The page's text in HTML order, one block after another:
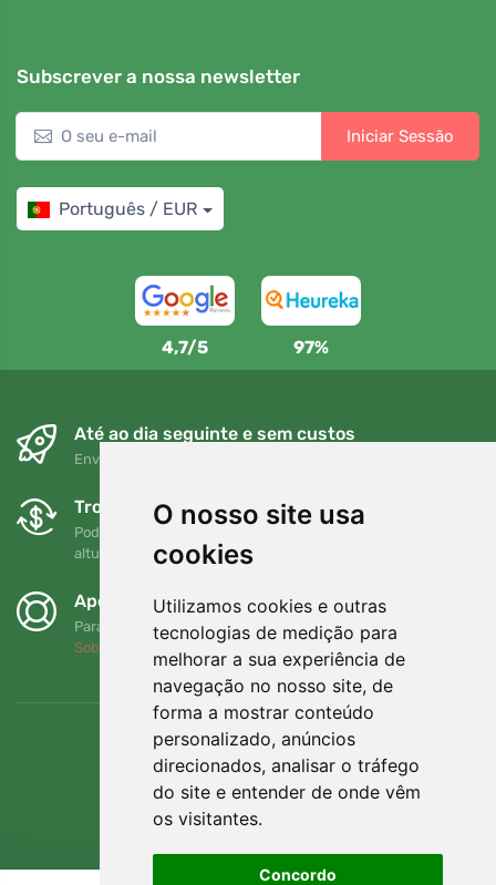
O nosso site usa
cookies
Utilizamos cookies e outras
tecnologias de medição para
melhorar a sua experiência de
navegação no nosso site, de
forma a mostrar conteúdo
personalizado, anúncios
direcionados, analisar o tráfego
do site e entender de onde vêm
os visitantes.
Concordo
Subscrever a nossa newsletter
Iniciar Sessão
Português / EUR
4,7/5 97%
Até ao dia seguinte e sem custos
Envio gratuito para encomendas superiores a 80 EUR
Trocas e devoluções gratuitas
Pode devolver ou trocar a sua encomenda em qualquer
altura no prazo de 90 dias
Apoiamos a Trees.org
Para cada encomenda plantamos uma árvore! Leia mais
Sobre nós